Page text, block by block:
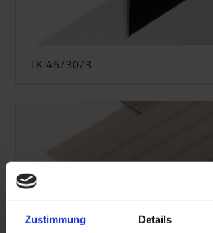
Zustimmung Details
TK 45/30/3